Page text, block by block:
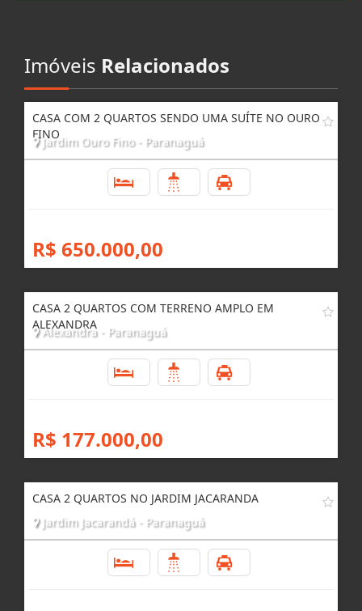
Imóveis Relacionados
CASA COM 2 QUARTOS SENDO UMA SUÍTE NO OURO
FINO
Jardim Ouro Fino - Paranaguá
R$ 650.000,00
CASA 2 QUARTOS COM TERRENO AMPLO EM
ALEXANDRA
Alexandra - Paranaguá
R$ 177.000,00
CASA 2 QUARTOS NO JARDIM JACARANDA
Jardim Jacarandá - Paranaguá